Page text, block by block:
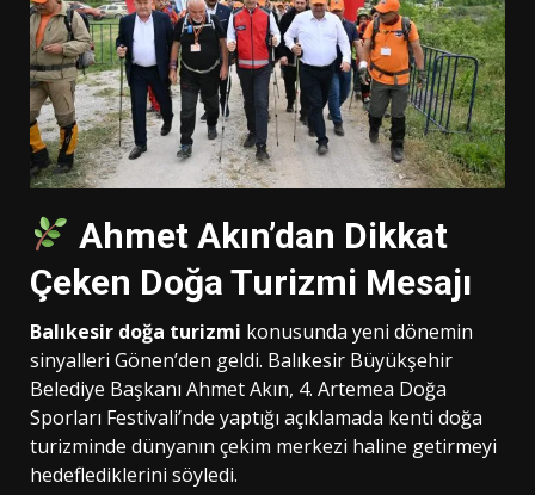
Ahmet Akın’dan Dikkat
Çeken Doğa Turizmi Mesajı
Balıkesir doğa turizmi konusunda yeni dönemin
sinyalleri Gönen’den geldi. Balıkesir Büyükşehir
Belediye Başkanı Ahmet Akın, 4. Artemea Doğa
Sporları Festivali’nde yaptığı açıklamada kenti doğa
turizminde dünyanın çekim merkezi haline getirmeyi
hedeflediklerini söyledi.